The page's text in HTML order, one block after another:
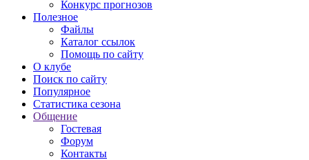
Конкурс прогнозов
Полезное
Файлы
Каталог ссылок
Помощь по сайту
О клубе
Поиск по сайту
Популярное
Статистика сезона
Общение
Гостевая
Форум
Контакты